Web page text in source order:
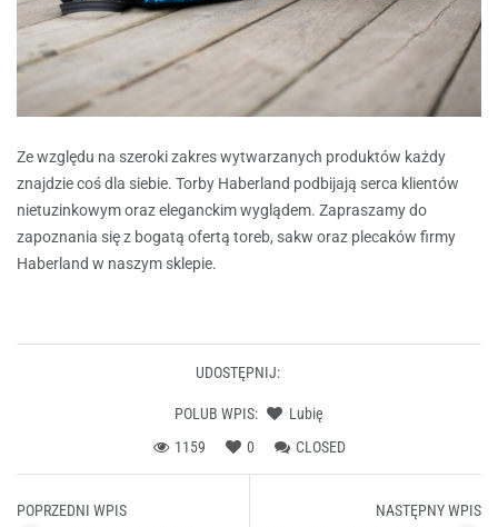
Ze względu na szeroki zakres wytwarzanych produktów każdy
znajdzie coś dla siebie. Torby Haberland podbijają serca klientów
nietuzinkowym oraz eleganckim wyglądem. Zapraszamy do
zapoznania się z bogatą ofertą toreb, sakw oraz plecaków firmy
Haberland w naszym sklepie.
UDOSTĘPNIJ:
POLUB WPIS:
Lubię
1159
0 CLOSED
navigation
POPRZEDNI WPIS
NASTĘPNY WPIS